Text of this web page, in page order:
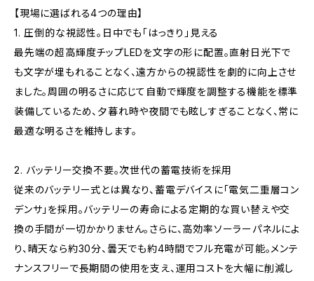
【現場に選ばれる4つの理由】
1. 圧倒的な視認性。日中でも「はっきり」見える
最先端の超高輝度チップLEDを文字の形に配置。直射日光下で
も文字が埋もれることなく、遠方からの視認性を劇的に向上させ
ました。周囲の明るさに応じて自動で輝度を調整する機能を標準
装備しているため、夕暮れ時や夜間でも眩しすぎることなく、常に
最適な明るさを維持します。
2. バッテリー交換不要。次世代の蓄電技術を採用
従来のバッテリー式とは異なり、蓄電デバイスに「電気二重層コン
デンサ」を採用。バッテリーの寿命による定期的な買い替えや交
換の手間が一切かかりません。さらに、高効率ソーラーパネルによ
り、晴天なら約30分、曇天でも約4時間でフル充電が可能。メンテ
ナンスフリーで長期間の使用を支え、運用コストを大幅に削減し